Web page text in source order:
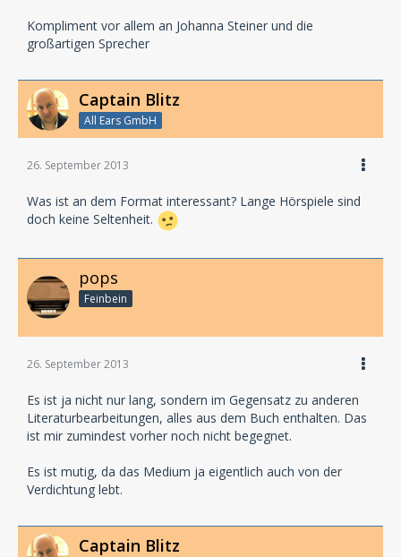
Kompliment vor allem an Johanna Steiner und die
großartigen Sprecher
Captain Blitz
All Ears GmbH
26. September 2013
Was ist an dem Format interessant? Lange Hörspiele sind
doch keine Seltenheit.
pops
Feinbein
26. September 2013
Es ist ja nicht nur lang, sondern im Gegensatz zu anderen
Literaturbearbeitungen, alles aus dem Buch enthalten. Das
ist mir zumindest vorher noch nicht begegnet.
Es ist mutig, da das Medium ja eigentlich auch von der
Verdichtung lebt.
Captain Blitz